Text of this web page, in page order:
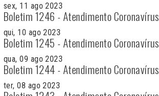
sex, 11 ago 2023
Boletim 1246 - Atendimento Coronavírus
qui, 10 ago 2023
Boletim 1245 - Atendimento Coronavírus
qua, 09 ago 2023
Boletim 1244 - Atendimento Coronavírus
ter, 08 ago 2023